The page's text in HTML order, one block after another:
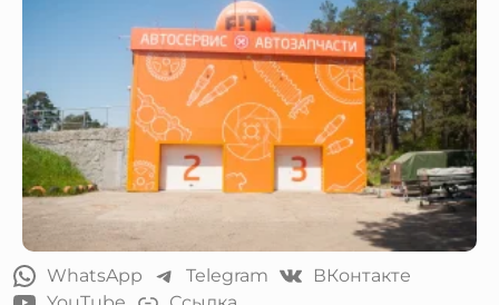
WhatsApp Telegram
ВКонтакте